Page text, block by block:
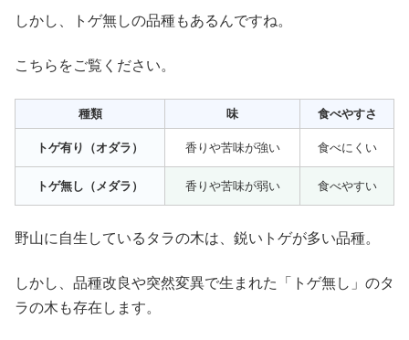
しかし、トゲ無しの品種もあるんですね。
こちらをご覧ください。
種類 味 食べやすさ
トゲ有り（オダラ） 香りや苦味が強い 食べにくい
トゲ無し（メダラ） 香りや苦味が弱い 食べやすい
野山に自生しているタラの木は、鋭いトゲが多い品種。
しかし、品種改良や突然変異で生まれた「トゲ無し」のタ
ラの木も存在します。